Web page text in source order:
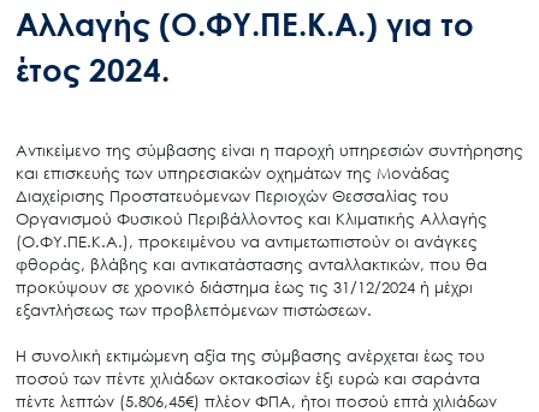
Αλλαγής (Ο.ΦΥ.ΠΕ.Κ.Α.) για το
έτος 2024.
Αντικείμενο της σύμβασης είναι η παροχή υπηρεσιών συντήρησης
και επισκευής των υπηρεσιακών οχημάτων της Μονάδας
Διαχείρισης Προστατευόμενων Περιοχών Θεσσαλίας του
Οργανισμού Φυσικού Περιβάλλοντος και Κλιματικής Αλλαγής
(Ο.ΦΥ.ΠΕ.Κ.Α.), προκειμένου να αντιμετωπιστούν οι ανάγκες
φθοράς, βλάβης και αντικατάστασης ανταλλακτικών, που θα
προκύψουν σε χρονικό διάστημα έως τις 31/12/2024 ή μέχρι
εξαντλήσεως των προβλεπόμενων πιστώσεων.
Η συνολική εκτιμώμενη αξία της σύμβασης ανέρχεται έως του
ποσού των πέντε χιλιάδων οκτακοσίων έξι ευρώ και σαράντα
πέντε λεπτών (5.806,45€) πλέον ΦΠΑ, ήτοι ποσού επτά χιλιάδων